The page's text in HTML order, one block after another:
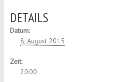
DETAILS
Datum:
8. August 2015
Zeit:
20:00